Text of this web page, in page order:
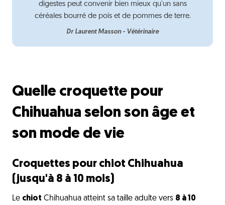
digestes peut convenir bien mieux qu'un sans
céréales bourré de pois et de pommes de terre.
Dr Laurent Masson - Vétérinaire
Quelle croquette pour
Chihuahua selon son âge et
son mode de vie
Croquettes pour chiot Chihuahua
(jusqu'à 8 à 10 mois)
Le chiot Chihuahua atteint sa taille adulte vers 8 à 10